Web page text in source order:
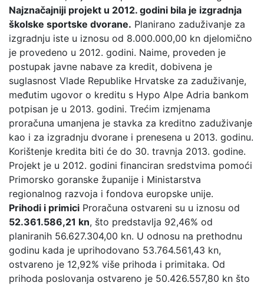
Najznačajniji projekt u 2012. godini bila je izgradnja
školske sportske dvorane. Planirano zaduživanje za
izgradnju iste u iznosu od 8.000.000,00 kn djelomično
je provedeno u 2012. godini. Naime, proveden je
postupak javne nabave za kredit, dobivena je
suglasnost Vlade Republike Hrvatske za zaduživanje,
međutim ugovor o kreditu s Hypo Alpe Adria bankom
potpisan je u 2013. godini. Trećim izmjenama
proračuna umanjena je stavka za kreditno zaduživanje
kao i za izgradnju dvorane i prenesena u 2013. godinu.
Korištenje kredita biti će do 30. travnja 2013. godine.
Projekt je u 2012. godini financiran sredstvima pomoći
Primorsko goranske županije i Ministarstva
regionalnog razvoja i fondova europske unije.
Prihodi i primici Proračuna ostvareni su u iznosu od
52.361.586,21 kn, što predstavlja 92,46% od
planiranih 56.627.304,00 kn. U odnosu na prethodnu
godinu kada je uprihodovano 53.764.561,43 kn,
ostvareno je 12,92% više prihoda i primitaka. Od
prihoda poslovanja ostvareno je 50.426.557,80 kn što